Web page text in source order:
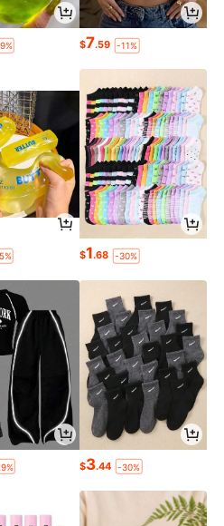
$7.59 -11%
$1.68 -30%
$3.44 -30%